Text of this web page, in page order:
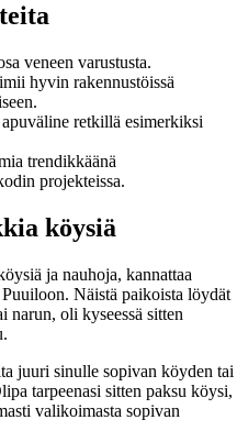
veneen varustusta.
hyvin rakennustöissä
retkillä esimerkiksi
trendikkäänä
projekteissa.
köysiä
ja nauhoja, kannattaa
Näistä paikoista löydät
narun, oli kyseessä sitten
juuri sinulle sopivan köyden tai
tarpeenasi sitten paksu köysi,
valikoimasta sopivan